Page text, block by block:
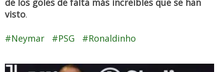
visto.
Neymar PSG Ronaldinho